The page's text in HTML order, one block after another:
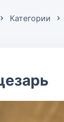
Категории